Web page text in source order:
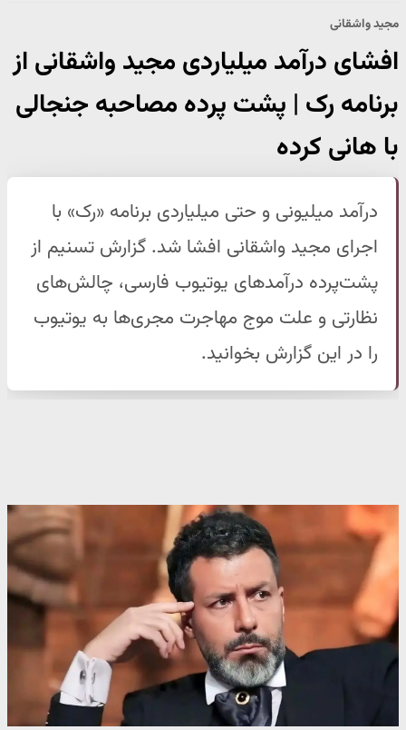
مجید واشقانی
افشای درآمد میلیاردی مجید واشقانی از
برنامه رک | پشت پرده مصاحبه جنجالی
با هانی کرده
درآمد میلیونی و حتی میلیاردی برنامه «رک» با
اجرای مجید واشقانی افشا شد. گزارش تسنیم از
پشت‌پرده درآمدهای یوتیوب فارسی، چالش‌های
نظارتی و علت موج مهاجرت مجری‌ها به یوتیوب
را در این گزارش بخوانید.